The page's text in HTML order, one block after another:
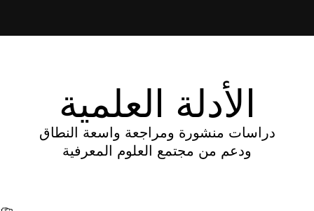
الأدلة العلمية
دراسات منشورة ومراجعة واسعة النطاق
ودعم من مجتمع العلوم المعرفية